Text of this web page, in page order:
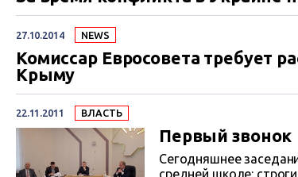
27.10.2014 NEWS
Комиссар Евросовета требует
Крыму
22.11.2011 ВЛАСТЬ
Первый звонок
Сегодняшнее
средней школе: строгий, но справедливый преподаватель,